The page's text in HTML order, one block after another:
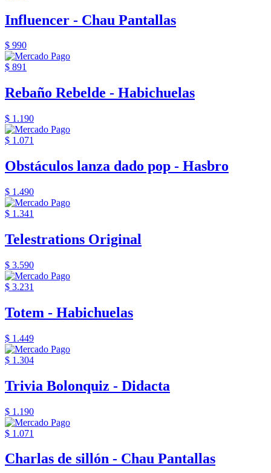
Influencer - Chau Pantallas
$ 990
$ 891
Rebaño Rebelde - Habichuelas
$ 1.190
$ 1.071
Obstáculos lanza dado pop - Hasbro
$ 1.490
$ 1.341
Telestrations Original
$ 3.590
$ 3.231
Totem - Habichuelas
$ 1.449
$ 1.304
Trivia Bolonquiz - Didacta
$ 1.190
$ 1.071
Charlas de sillón - Chau Pantallas